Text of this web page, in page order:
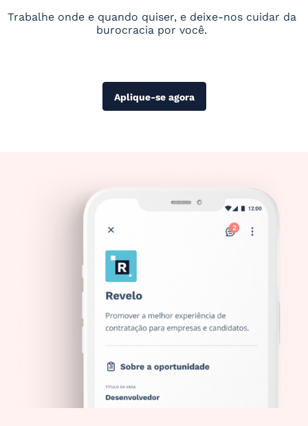
Trabalhe onde e quando quiser, e deixe-nos cuidar da
burocracia por você.
Aplique-se agora